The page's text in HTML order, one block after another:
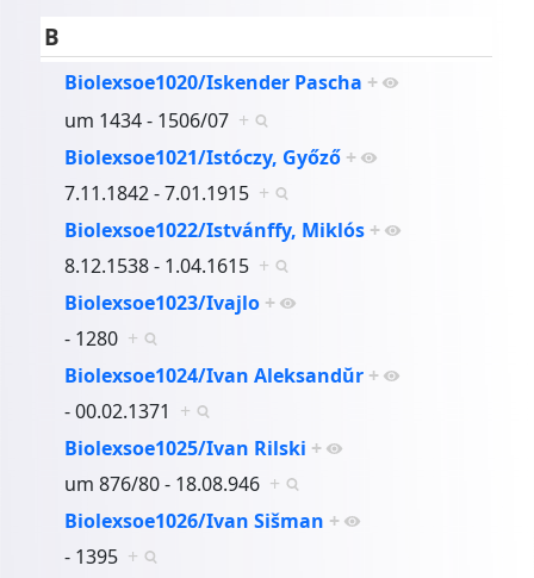
B
Biolexsoe1020/Iskender Pascha +
um 1434 - 1506/07 +
Biolexsoe1021/Istóczy, Győző +
7.11.1842 - 7.01.1915 +
Biolexsoe1022/Istvánffy, Miklós +
8.12.1538 - 1.04.1615 +
Biolexsoe1023/Ivajlo +
- 1280 +
Biolexsoe1024/Ivan Aleksandŭr +
- 00.02.1371 +
Biolexsoe1025/Ivan Rilski +
um 876/80 - 18.08.946 +
Biolexsoe1026/Ivan Sišman +
- 1395 +